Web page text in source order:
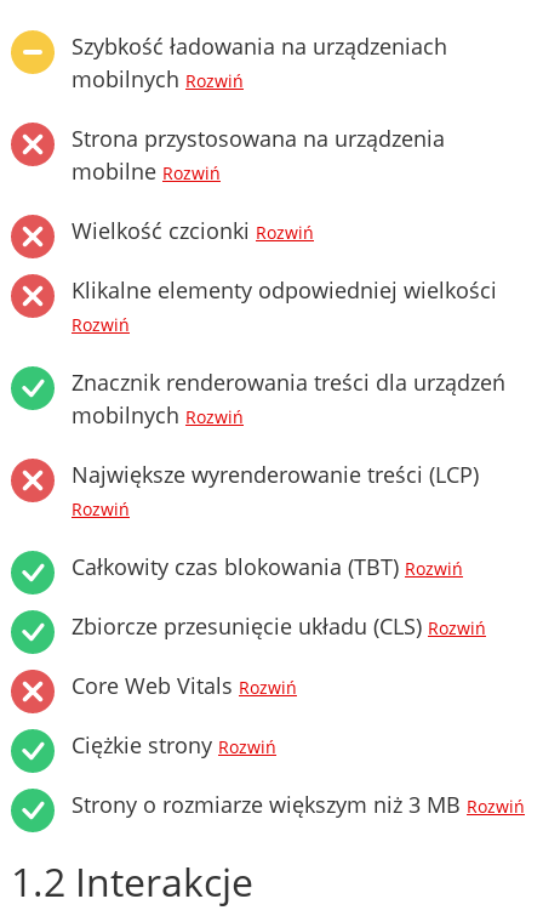
Szybkość ładowania na urządzeniach
mobilnych Rozwiń
Strona przystosowana na urządzenia
mobilne Rozwiń
Wielkość czcionki Rozwiń
Klikalne elementy odpowiedniej wielkości
Rozwiń
Znacznik renderowania treści dla urządzeń
mobilnych Rozwiń
Największe wyrenderowanie treści (LCP)
Rozwiń
Całkowity czas blokowania (TBT) Rozwiń
Zbiorcze przesunięcie układu (CLS) Rozwiń
Core Web Vitals Rozwiń
Ciężkie strony Rozwiń
Strony o rozmiarze większym niż 3 MB Rozwiń
1.2 Interakcje